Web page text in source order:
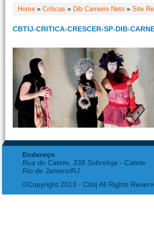
Home » Críticas » Dib Carneiro Neto » Site
CBTIJ-CRITICA-CRESCER-SP-DIB-
Endereço
Rua do Catete, 338 Sobreloja - Catete
Rio de Janeiro/RJ
©Copyright 2013 - Cbtij All Rights